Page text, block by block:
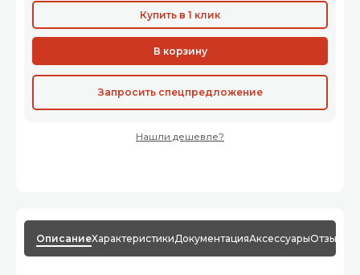
Купить в 1 клик
В корзину
Запросить спецпредложение
Нашли дешевле?
ОписаниеХарактеристикиДокументацияАксессуарыОтзывы